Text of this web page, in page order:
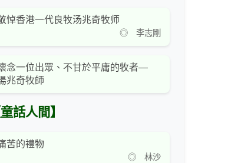
悼香港一代良牧汤兆奇牧师
◎ 李志剛
念一位出眾、不甘於平庸的牧者—
兆奇牧師
童話人間】
苦的禮物
◎ 林沙